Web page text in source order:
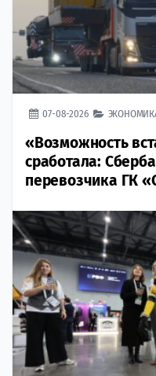
07-08-2026
«Возможность
сработала:
перевозчика ГК